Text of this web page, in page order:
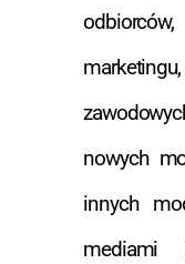
nowych
innych
mediami